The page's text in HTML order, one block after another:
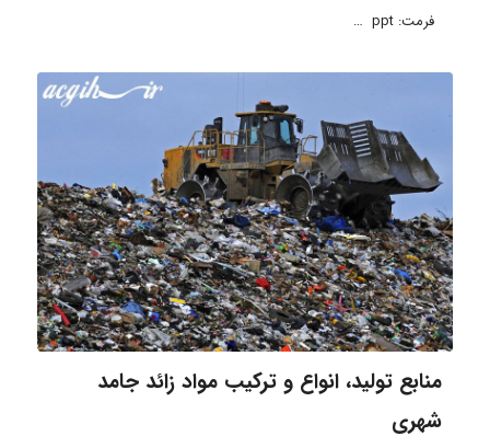
فرمت: ppt …
منابع تولید، انواع و ترکیب مواد زائد جامد
شهری